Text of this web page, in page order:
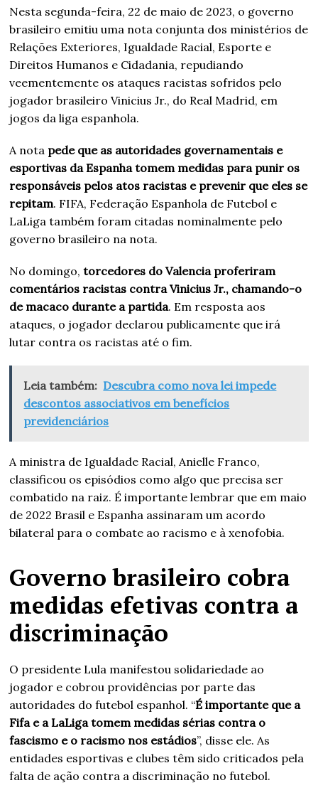
Nesta segunda-feira, 22 de maio de 2023, o governo
brasileiro emitiu uma nota conjunta dos ministérios de
Relações Exteriores, Igualdade Racial, Esporte e
Direitos Humanos e Cidadania, repudiando
veementemente os ataques racistas sofridos pelo
jogador brasileiro Vinicius Jr., do Real Madrid, em
jogos da liga espanhola.
A nota pede que as autoridades governamentais e
esportivas da Espanha tomem medidas para punir os
responsáveis pelos atos racistas e prevenir que eles se
repitam. FIFA, Federação Espanhola de Futebol e
LaLiga também foram citadas nominalmente pelo
governo brasileiro na nota.
No domingo, torcedores do Valencia proferiram
comentários racistas contra Vinicius Jr., chamando-o
de macaco durante a partida. Em resposta aos
ataques, o jogador declarou publicamente que irá
lutar contra os racistas até o fim.
Leia também: Descubra como nova lei impede
descontos associativos em benefícios
previdenciários
A ministra de Igualdade Racial, Anielle Franco,
classificou os episódios como algo que precisa ser
combatido na raiz. É importante lembrar que em maio
de 2022 Brasil e Espanha assinaram um acordo
bilateral para o combate ao racismo e à xenofobia.
Governo brasileiro cobra
medidas efetivas contra a
discriminação
O presidente Lula manifestou solidariedade ao
jogador e cobrou providências por parte das
autoridades do futebol espanhol. “É importante que a
Fifa e a LaLiga tomem medidas sérias contra o
fascismo e o racismo nos estádios”, disse ele. As
entidades esportivas e clubes têm sido criticados pela
falta de ação contra a discriminação no futebol.